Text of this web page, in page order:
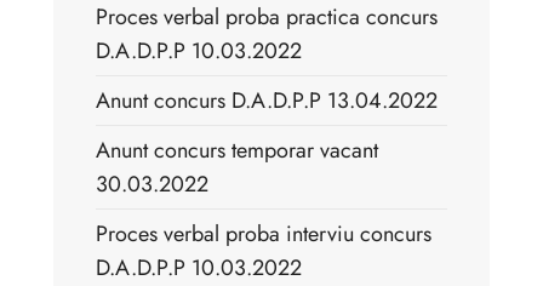
Proces verbal proba practica concurs
D.A.D.P.P 10.03.2022
Anunt concurs D.A.D.P.P 13.04.2022
Anunt concurs temporar vacant
30.03.2022
Proces verbal proba interviu concurs
D.A.D.P.P 10.03.2022